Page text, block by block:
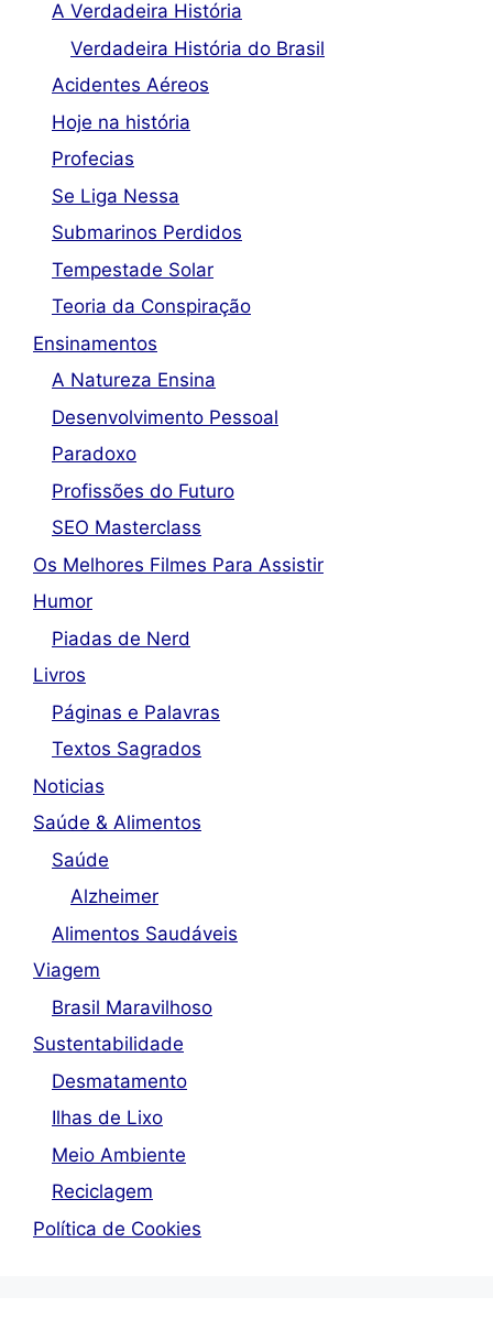
A Verdadeira História
Verdadeira História do Brasil
Acidentes Aéreos
Hoje na história
Profecias
Se Liga Nessa
Submarinos Perdidos
Tempestade Solar
Teoria da Conspiração
Ensinamentos
A Natureza Ensina
Desenvolvimento Pessoal
Paradoxo
Profissões do Futuro
SEO Masterclass
Os Melhores Filmes Para Assistir
Humor
Piadas de Nerd
Livros
Páginas e Palavras
Textos Sagrados
Noticias
Saúde & Alimentos
Saúde
Alzheimer
Alimentos Saudáveis
Viagem
Brasil Maravilhoso
Sustentabilidade
Desmatamento
Ilhas de Lixo
Meio Ambiente
Reciclagem
Política de Cookies